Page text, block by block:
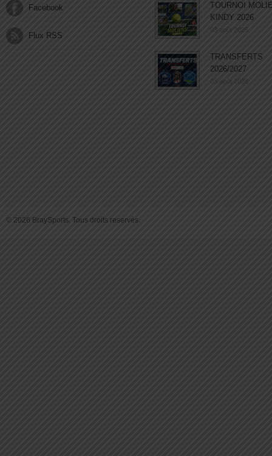
Facebook
Flux RSS
TOURNOI
KINDY 2026
03 août 2026
TRANSFERTS
2026/2027
03 août 2026
© 2026 BraySports. Tous droits reservés.